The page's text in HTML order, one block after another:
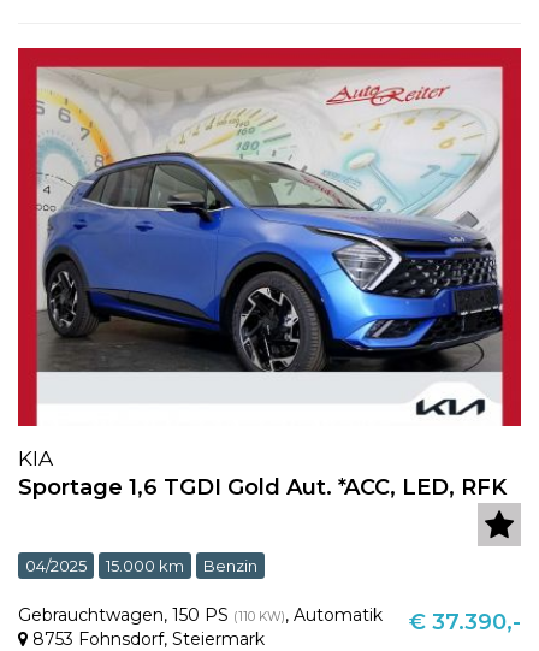
KIA
Sportage 1,6 TGDI Gold Aut. *ACC, LED, RFK
04/2025 15.000 km Benzin
Gebrauchtwagen, 150 PS (110 KW), Automatik
8753 Fohnsdorf, Steiermark
€ 37.390,-